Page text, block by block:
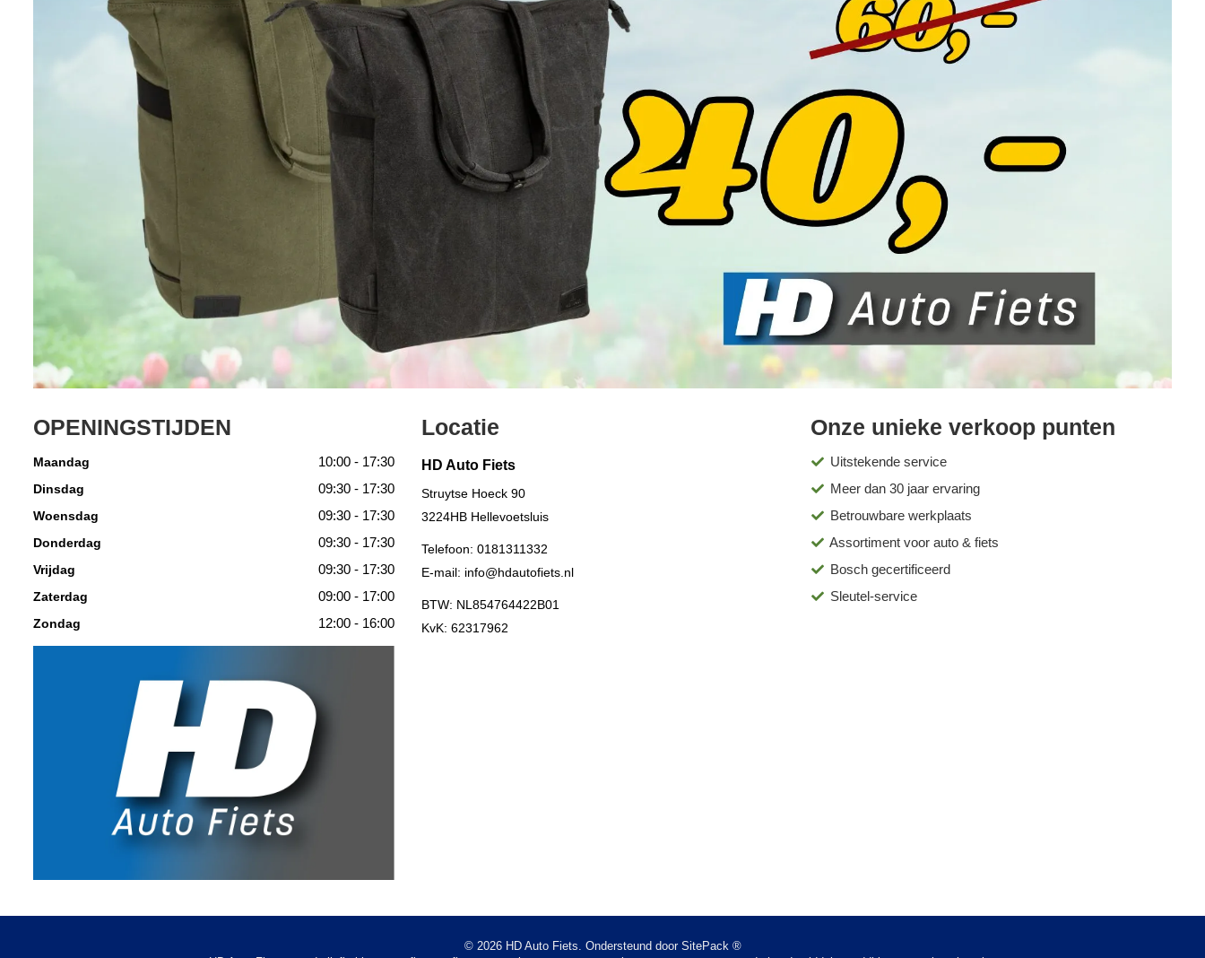
OPENINGSTIJDEN
Maandag 10:00 - 17:30
Dinsdag 09:30 - 17:30
Woensdag 09:30 - 17:30
Donderdag 09:30 - 17:30
Vrijdag 09:30 - 17:30
Zaterdag 09:00 - 17:00
Zondag 12:00 - 16:00
Locatie
HD Auto Fiets
Struytse Hoeck 90
3224HB Hellevoetsluis
Telefoon:0181311332
E-mail: info@hdautofiets.nl
BTW: NL854764422B01
KvK: 62317962
Onze unieke verkoop punten
Uitstekende service
Meer dan 30 jaar ervaring
Betrouwbare werkplaats
Assortiment voor auto & fiets
Bosch gecertificeerd
Sleutel-service
© 2026 HD Auto Fiets. Ondersteund door SitePack ®